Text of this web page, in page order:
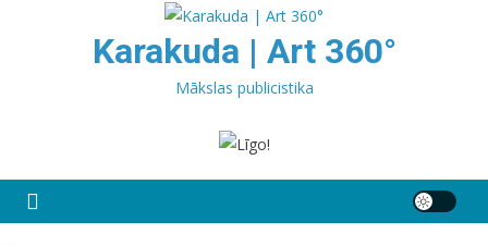
Karakuda | Art 360°
Mākslas publicistika